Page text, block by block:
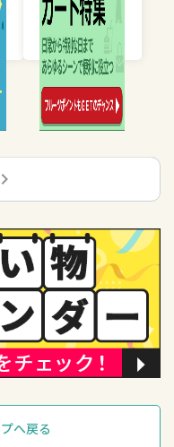
chevron_right
へ戻る